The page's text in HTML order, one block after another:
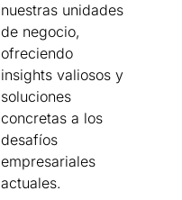
nuestras unidades
de negocio,
ofreciendo
insights valiosos y
soluciones
concretas a los
desafíos
empresariales
actuales.